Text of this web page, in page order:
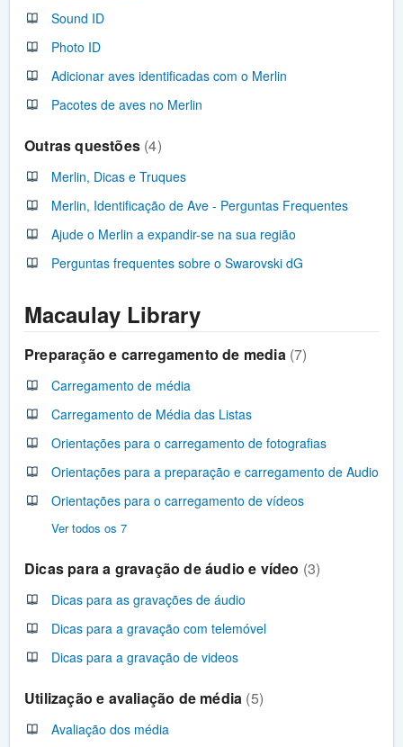
Sound ID
Photo ID
Adicionar aves identificadas com o Merlin
Pacotes de aves no Merlin
Outras questões 4
Merlin, Dicas e Truques
Merlin, Identificação de Ave - Perguntas Frequentes
Ajude o Merlin a expandir-se na sua região
Perguntas frequentes sobre o Swarovski dG
Macaulay Library
Preparação e carregamento de media 7
Carregamento de média
Carregamento de Média das Listas
Orientações para o carregamento de fotografias
Orientações para a preparação e carregamento de Audio
Orientações para o carregamento de vídeos
Ver todos os 7
Dicas para a gravação de áudio e vídeo 3
Dicas para as gravações de áudio
Dicas para a gravação com telemóvel
Dicas para a gravação de videos
Utilização e avaliação de média 5
Avaliação dos média